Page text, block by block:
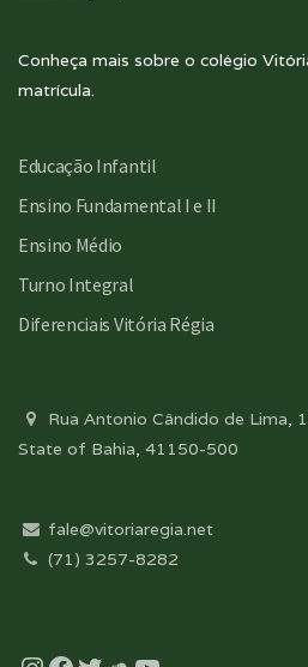
Conheça mais sobre o colégio
matrícula.
Educação Infantil
Ensino Fundamental I e II
Ensino Médio
Turno Integral
Diferenciais Vitória Régia
Rua Antonio Cândido de Lima,
State of Bahia, 41150-500
fale@vitoriaregia.net
(71) 3257-8282